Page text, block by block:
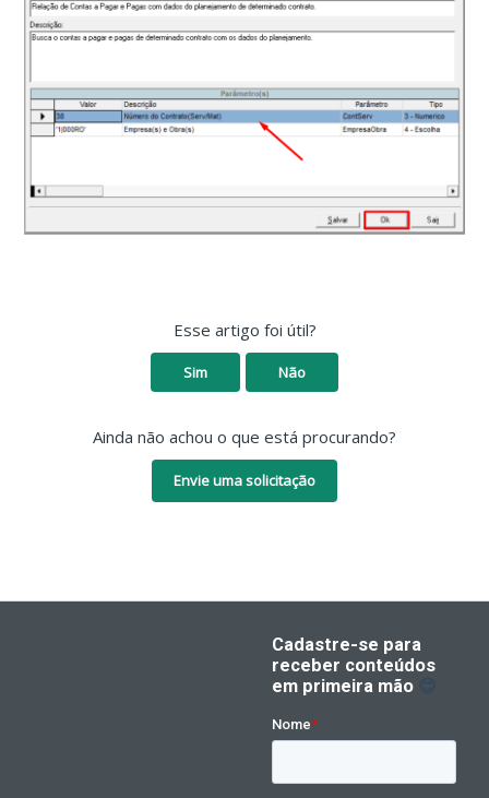
Esse artigo foi útil?
Sim Não
Ainda não achou o que está procurando?
Envie uma solicitação